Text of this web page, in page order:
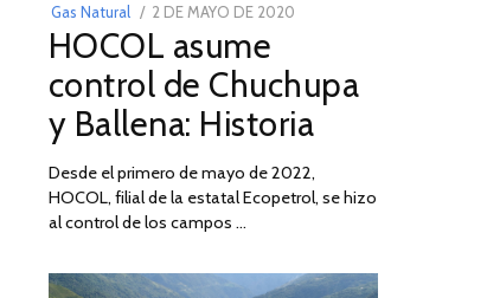
Gas Natural
POSTED
ON
2 DE MAYO DE 2020
DE
2026
HOCOL asume
control de Chuchupa
y Ballena: Historia
Desde el primero de mayo de 2022,
HOCOL, filial de la estatal Ecopetrol, se hizo
al control de los campos …